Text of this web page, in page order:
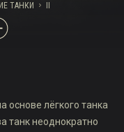
ТАНКИ
основе лёгкого танка
танк неоднократно